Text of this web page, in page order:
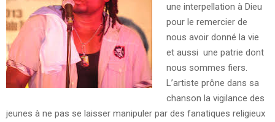
une interpellation à Dieu
pour le remercier de
nous avoir donné la vie
et aussi une patrie dont
nous sommes fiers.
L’artiste prône dans sa
chanson la vigilance des
jeunes à ne pas se laisser manipuler par des fanatiques religieux